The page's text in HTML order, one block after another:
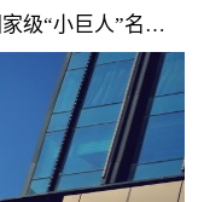
级“小巨人”名单